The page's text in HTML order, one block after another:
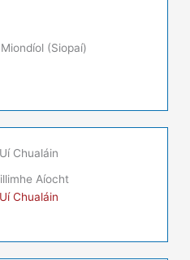
(Siopaí)
Chualáin
Aíocht
Chualáin